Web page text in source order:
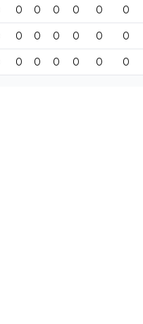
0 0 0 0 0 0
0 0 0 0 0 0
0 0 0 0 0 0